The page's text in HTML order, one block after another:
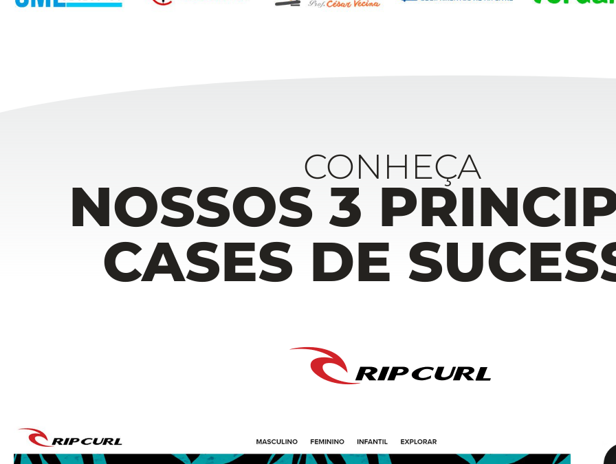
CONHEÇA
NOSSOS 3
CASES DE